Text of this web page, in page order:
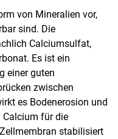
von Mineralien vor,
sind. Die
Calciumsulfat,
Es ist ein
einer guten
zwischen
es Bodenerosion und
Calcium für die
stabilisiert